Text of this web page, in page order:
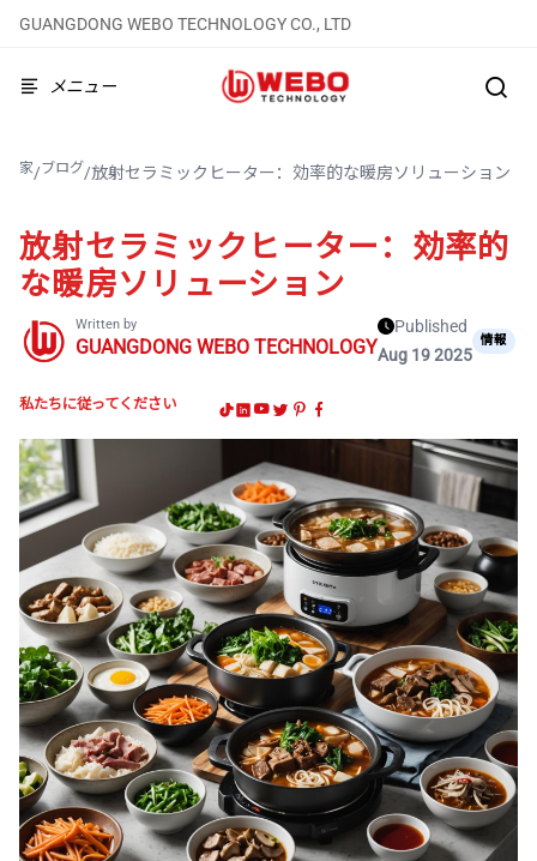
GUANGDONG WEBO TECHNOLOGY CO., LTD
メニュー
家/ブログ/放射セラミックヒーター：効率的な暖房ソリューション
放射セラミックヒーター：効率的
な暖房ソリューション
Written by
GUANGDONG WEBO TECHNOLOGY
Published
Aug 19 2025
情報
私たちに従ってください